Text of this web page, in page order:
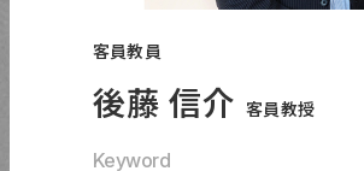
客員教員
後藤 信介 客員教授
Keyword
情報公開
在学生の方（システムリンク集）